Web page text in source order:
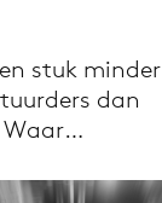
stuk minder
dan
Waar…